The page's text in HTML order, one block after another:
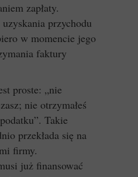
zapłaty.
przychodu
w momencie jego
faktury
proste: „nie
nie otrzymałeś
Takie
przekłada się na
firmy.
już finansować